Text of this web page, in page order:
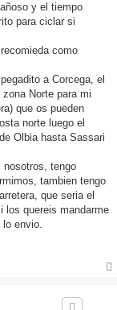
y el tiempo
para ciclar si
como
a Corcega, el
Norte para mi
que os pueden
norte luego el
Olbia hasta Sassari
nosotros, tengo
tambien tengo
que seria el
los quereis mandarme
lo envio.